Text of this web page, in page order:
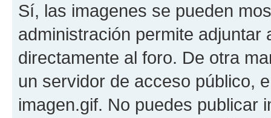
Sí, las imagenes se pueden
administración permite
directamente al foro. De otra
un servidor de acceso público,
imagen.gif. No puedes publicar